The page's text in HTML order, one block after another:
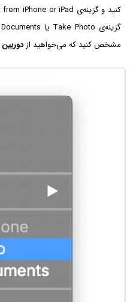
مشخص کنید که می‌خواهید ازدوربین